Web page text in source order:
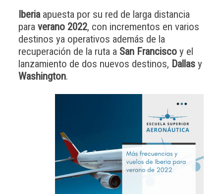
Iberiaapuesta por su red de larga distancia
para verano 2022, con incrementos en varios
destinos ya operativos además de la
recuperación de la ruta a San Franciscoy el
lanzamiento de dos nuevos destinos, Dallasy
Washington.